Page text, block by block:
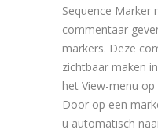
Sequence Marker
commentaar
markers. Deze
zichtbaar maken
het View-menu
Door op een
u automatisch